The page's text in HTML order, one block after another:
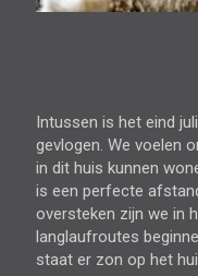
Intussen is het eind
gevlogen. We voelen
in dit huis kunnen
is een perfecte
oversteken zijn we in
langlaufroutes
staat er zon op het